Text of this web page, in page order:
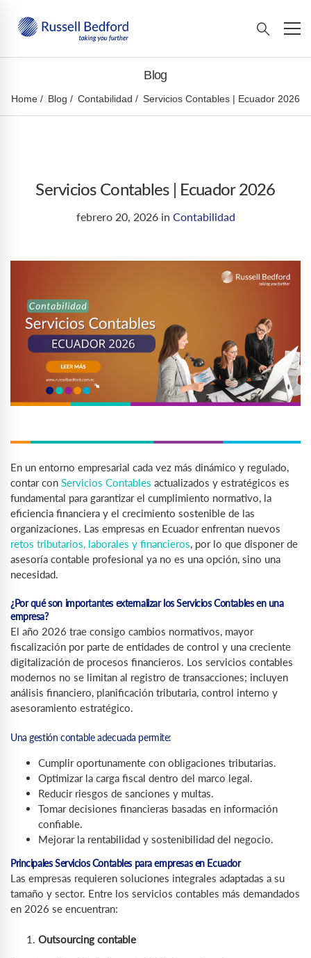
Blog
Home Blog Contabilidad Servicios Contables | Ecuador 2026
Servicios Contables | Ecuador 2026
febrero 20, 2026in Contabilidad
En un entorno empresarial cada vez más dinámico y regulado,
contar con Servicios Contables actualizados y estratégicos es
fundamental para garantizar el cumplimiento normativo, la
eficiencia financiera y el crecimiento sostenible de las
organizaciones. Las empresas en Ecuador enfrentan nuevos
retos tributarios, laborales y financieros , por lo que disponer de
asesoría contable profesional ya no es una opción, sino una
necesidad.
¿Por qué son importantes externalizar los Servicios Contables en una
empresa?
El año 2026 trae consigo cambios normativos, mayor
fiscalización por parte de entidades de control y una creciente
digitalización de procesos financieros. Los servicios contables
modernos no se limitan al registro de transacciones; incluyen
análisis financiero, planificación tributaria, control interno y
asesoramiento estratégico.
Una gestión contable adecuada permite:
Cumplir oportunamente con obligaciones tributarias.
Optimizar la carga fiscal dentro del marco legal.
Reducir riesgos de sanciones y multas.
Tomar decisiones financieras basadas en información
confiable.
Mejorar la rentabilidad y sostenibilidad del negocio.
Principales Servicios Contables para empresas en Ecuador
Las empresas requieren soluciones integrales adaptadas a su
tamaño y sector. Entre los servicios contables más demandados
en 2026 se encuentran:
Outsourcing contable